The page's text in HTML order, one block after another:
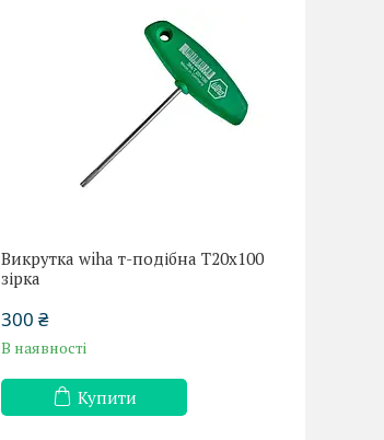
Викрутка wiha т-подібна Т20х100
зірка
300 ₴
В наявності
Купити